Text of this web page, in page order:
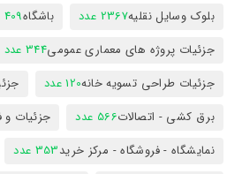
بلوک وسایل نقلیه2367 عدد باشگاه409 عدد
جزئیات پروژه های معماری عمومی344 عدد
جزئیات طراحی تسویه خانه120 عدد
برق کشی - اتصالات566 عدد جزئیات
نمایشگاه - فروشگاه - مرکز خرید353 عدد